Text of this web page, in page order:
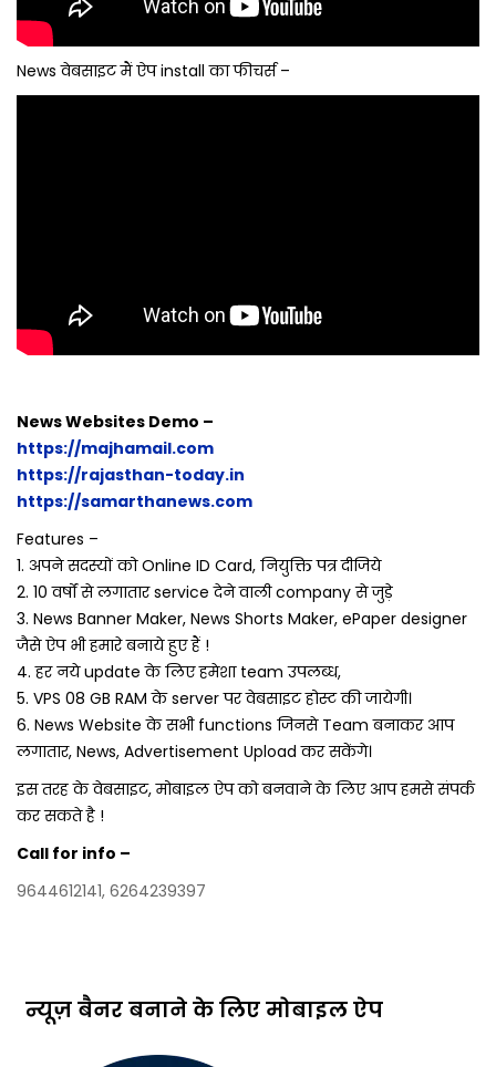
News वेबसाइट मैं ऐप install का फीचर्स –
News Websites Demo –
https://majhamail.com
https://rajasthan-today.in
https://samarthanews.com
Features –
1. अपने सदस्यों को Online ID Card, नियुक्ति पत्र दीजिये
2. 10 वर्षों से लगातार service देने वाली company से जुड़े
3. News Banner Maker, News Shorts Maker, ePaper designer
जैसे ऐप भी हमारे बनाये हुए हैं !
4. हर नये update के लिए हमेशा team उपलब्ध,
5. VPS 08 GB RAM के server पर वेबसाइट होस्ट की जायेगी।
6. News Website के सभी functions जिनसे Team बनाकर आप
लगातार, News, Advertisement Upload कर सकेंगे।
इस तरह के वेबसाइट, मोबाइल ऐप को बनवाने के लिए आप हमसे संपर्क
कर सकते है !
Call for info –
9644612141, 6264239397
न्यूज़ बैनर बनाने के लिए मोबाइल ऐप